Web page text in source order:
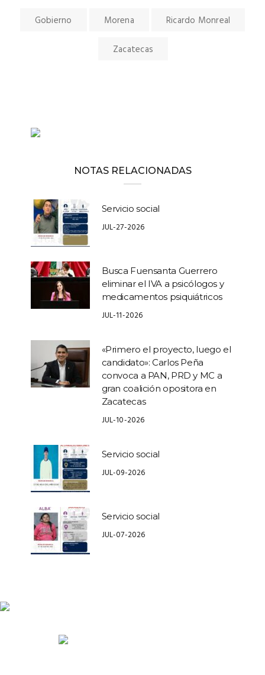
Gobierno Morena Ricardo Monreal
Zacatecas
NOTAS RELACIONADAS
Servicio social
JUL-27-2026
Busca Fuensanta Guerrero
eliminar el IVA a psicólogos y
medicamentos psiquiátricos
JUL-11-2026
«Primero el proyecto, luego el
candidato»: Carlos Peña
convoca a PAN, PRD y MC a
gran coalición opositora en
Zacatecas
JUL-10-2026
Servicio social
JUL-09-2026
Servicio social
JUL-07-2026